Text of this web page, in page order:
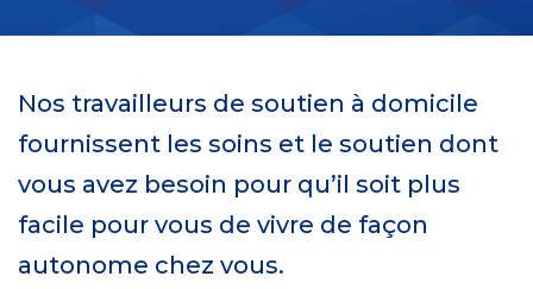
Nos travailleurs de soutien à domicile
fournissent les soins et le soutien dont
vous avez besoin pour qu’il soit plus
facile pour vous de vivre de façon
autonome chez vous.